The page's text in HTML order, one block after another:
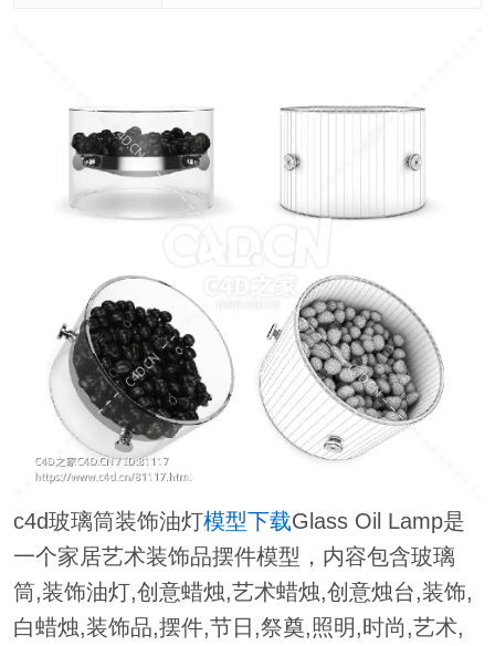
c4d玻璃筒装饰油灯模型下载Glass Oil Lamp是
一个家居艺术装饰品摆件模型，内容包含玻璃
筒,装饰油灯,创意蜡烛,艺术蜡烛,创意烛台,装饰,
白蜡烛,装饰品,摆件,节日,祭奠,照明,时尚,艺术,